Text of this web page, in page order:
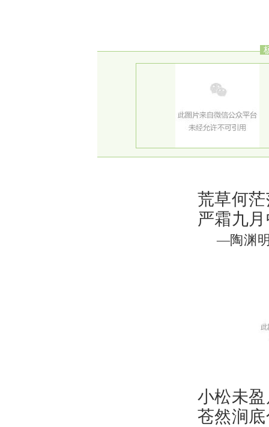
荒草何
严霜九
—陶渊
小松未
苍然涧